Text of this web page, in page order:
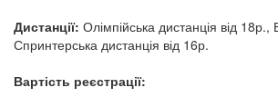
Дистанції: Олімпійська дистанція від
Спринтерська дистанція від 16р.
Вартість реєстрації: